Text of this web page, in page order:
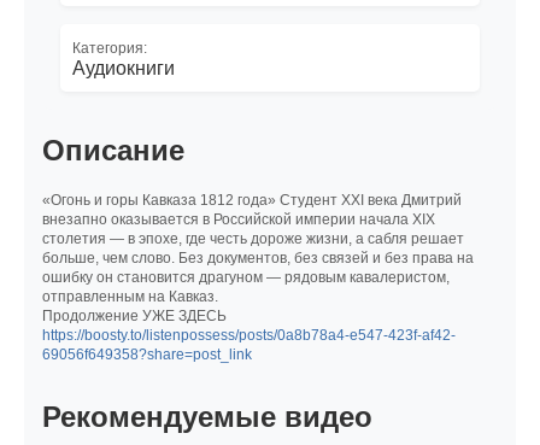
Категория:
Аудиокниги
Описание
«Огонь и горы Кавказа 1812 года» Студент XXI века Дмитрий
внезапно оказывается в Российской империи начала XIX
столетия — в эпохе, где честь дороже жизни, а сабля решает
больше, чем слово. Без документов, без связей и без права на
ошибку он становится драгуном — рядовым кавалеристом,
отправленным на Кавказ.
Продолжение УЖЕ ЗДЕСЬ
https://boosty.to/listenpossess/posts/0a8b78a4-e547-423f-af42-
69056f649358?share=post_link
Рекомендуемые видео